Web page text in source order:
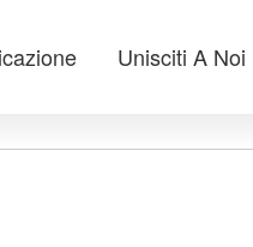
Unisciti A Noi